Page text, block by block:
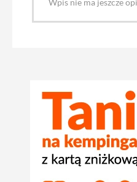
Wpis nie ma jeszcze